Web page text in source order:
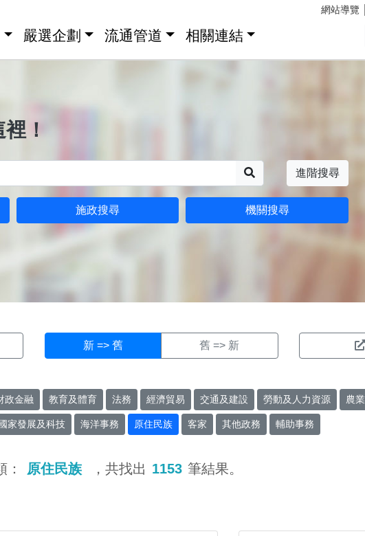
網站導覽
嚴選企劃 流通管道 相關連結
！
進階搜尋
施政搜尋 機關搜尋
新 => 舊 舊 => 新
政金融 教育及體育 法務 經濟貿易 交通及建設 勞動及人力資源 農業
國家發展及科技 海洋事務 原住民族 客家 其他政務 輔助事務
： 原住民族 ，共找出 1153 筆結果。